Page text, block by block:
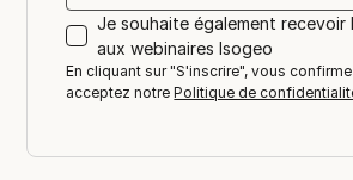
Je souhaite également recevoir
aux webinaires Isogeo
En cliquant sur "S'inscrire", vous
acceptez notrePolitique de